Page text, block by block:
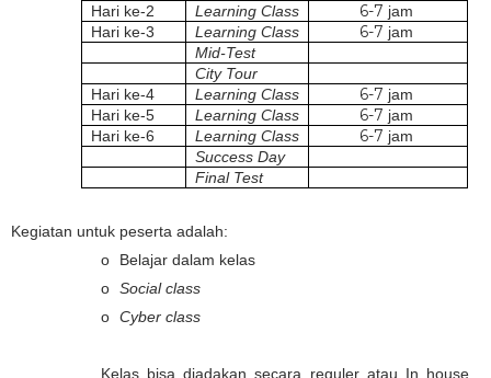
Hari ke-2
Learning Class 6-7 jam
Hari ke-3
Learning Class 6-7 jam
Mid-Test
City Tour
Hari ke-4
Learning Class 6-7 jam
Hari ke-5
Learning Class 6-7 jam
Hari ke-6
Learning Class 6-7 jam
Success Day
Final Test
Kegiatan untuk peserta adalah:
o
Belajar dalam kelas
o Social class
o Cyber class
Kelas bisa diadakan secara reguler atau In house